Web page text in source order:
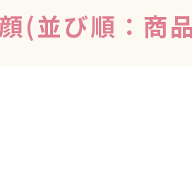
(並び順：商